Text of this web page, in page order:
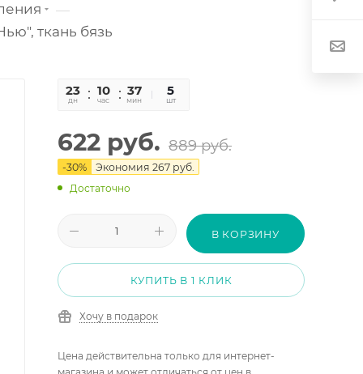
—
ткань бязь
23
дн
10
час
37
мин
45
сек
5
шт
622 руб. 889руб.
-30% Экономия 267 руб.
Достаточно
В КОРЗИНУ
КУПИТЬ В 1 КЛИК
Хочу в подарок
Цена действительна только для интернет-